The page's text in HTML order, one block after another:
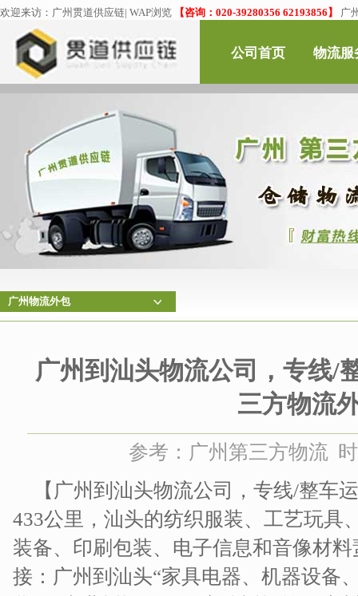
欢迎来访： 广州贯道供应链| WAP浏览 【咨询：020-39280356 62193856】 广
公司首页 物流服
广州物流外包
广州到汕头物流公司，专线/
三方物流
参考：广州第三方物流
【广州到汕头物流公司，专线/整车
433公里，汕头的纺织服装、工艺玩具
装备、印刷包装、电子信息和音像材
接：广州到汕头“家具电器、机器设备